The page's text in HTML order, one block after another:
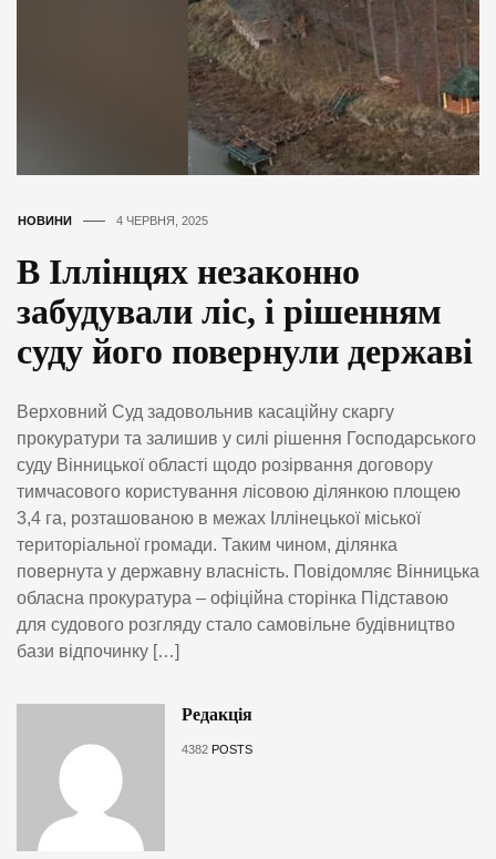
НОВИНИ 4 ЧЕРВНЯ, 2025
В Іллінцях незаконно
забудували ліс, і рішенням
суду його повернули державі
Верховний Суд задовольнив касаційну скаргу
прокуратури та залишив у силі рішення Господарського
суду Вінницької області щодо розірвання договору
тимчасового користування лісовою ділянкою площею
3,4 га, розташованою в межах Іллінецької міської
територіальної громади. Таким чином, ділянка
повернута у державну власність. Повідомляє Вінницька
обласна прокуратура – офіційна сторінка Підставою
для судового розгляду стало самовільне будівництво
бази відпочинку […]
Редакція
4382 POSTS